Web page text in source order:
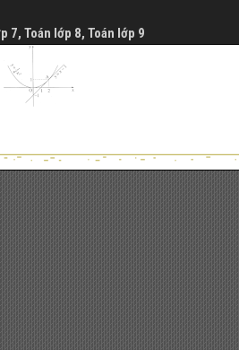
7, Toán lớp 8, Toán lớp 9